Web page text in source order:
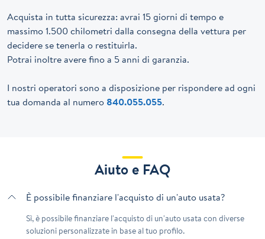
Acquista in tutta sicurezza: avrai 15 giorni di tempo e
massimo 1.500 chilometri dalla consegna della vettura per
decidere se tenerla o restituirla.
Potrai inoltre avere fino a 5 anni di garanzia.
I nostri operatori sono a disposizione per rispondere ad ogni
tua domanda al numero 840.055.055.
Aiuto e FAQ
È possibile finanziare l'acquisto di un'auto usata?
Sì, è possibile finanziare l'acquisto di un'auto usata con diverse
soluzioni personalizzate in base al tuo profilo.